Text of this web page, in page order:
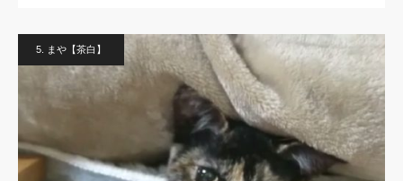
5. まや【茶白】